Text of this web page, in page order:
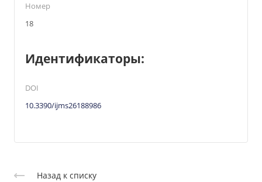
Номер
18
Идентификаторы:
DOI
10.3390/ijms26188986
Назад к списку